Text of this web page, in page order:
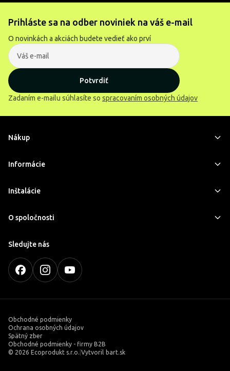
Prihláste sa na odber noviniek na váš e-mail
O novinkách a akciách budete vedieť ako prví
Potvrdiť
Zadaním e-mailu súhlasíte so spracovaním osobných údajov
Nákup
Informácie
Inštalácie
O spoločnosti
Sledujte nás
Obchodné podmienky
Ochrana osobných údajov
Spätný zber
Obchodné podmienky - firmy B2B
© 2026 Ecoprodukt s.r.o. Vytvoril bart.sk